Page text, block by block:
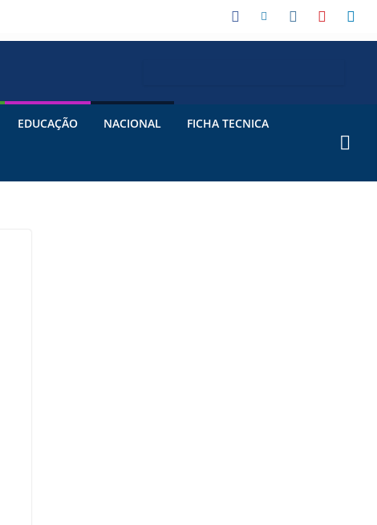
EDUCAÇÃO NACIONAL FICHA TECNICA